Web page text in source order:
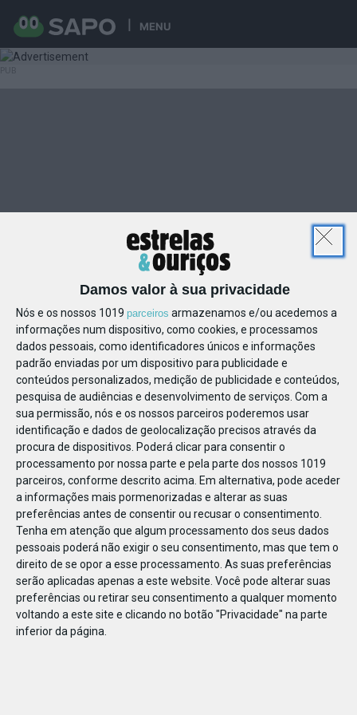
MENU
Damos valor à sua privacidade
Nós e os nossos 1019 parceiros armazenamos e/ou acedemos a
informações num dispositivo, como cookies, e processamos
dados pessoais, como identificadores únicos e informações
padrão enviadas por um dispositivo para publicidade e
conteúdos personalizados, medição de publicidade e conteúdos,
pesquisa de audiências e desenvolvimento de serviços. Com a
sua permissão, nós e os nossos parceiros poderemos usar
identificação e dados de geolocalização precisos através da
procura de dispositivos. Poderá clicar para consentir o
processamento por nossa parte e pela parte dos nossos 1019
parceiros, conforme descrito acima. Em alternativa, pode aceder
a informações mais pormenorizadas e alterar as suas
preferências antes de consentir ou recusar o consentimento.
Tenha em atenção que algum processamento dos seus dados
pessoais poderá não exigir o seu consentimento, mas que tem o
direito de se opor a esse processamento. As suas preferências
serão aplicadas apenas a este website. Você pode alterar suas
preferências ou retirar seu consentimento a qualquer momento
voltando a este site e clicando no botão "Privacidade" na parte
inferior da página.
490471175839467